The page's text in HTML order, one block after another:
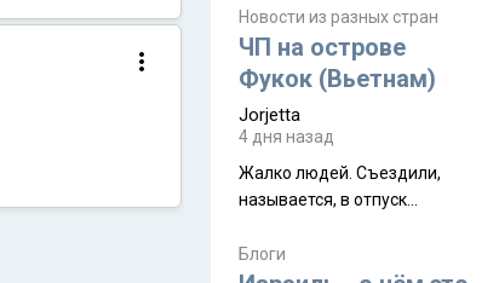
Дивали 8 ноября.
Новости из разных стран
ЧП на острове
Фукок (Вьетнам)
Jorjetta
4 дня назад
Жалко людей. Съездили,
называется, в отпуск...
Блоги